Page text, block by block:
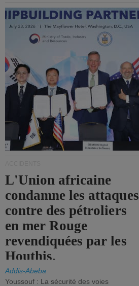
L'Union africaine
condamne les attaques
contre des pétroliers
en mer Rouge
revendiquées par les
Houthis.
Addis-Abeba
Youssouf : La sécurité des voies